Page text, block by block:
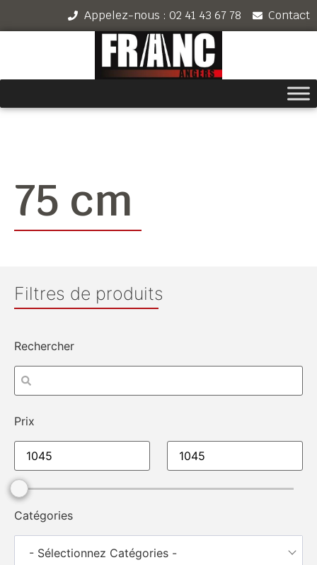
Appelez-nous : 02 41 43 67 78 Contact
75 cm
Filtres de produits
Rechercher
Prix
Catégories
- Sélectionnez Catégories -